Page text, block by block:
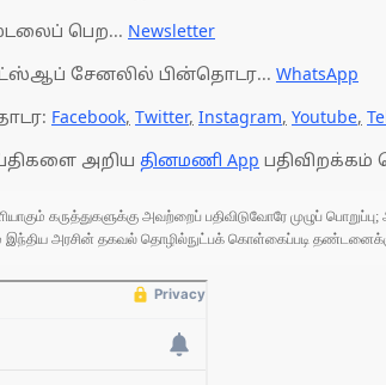
பெற... Newsletter
சேனலில் பின்தொடர... WhatsApp
Facebook, Twitter, Instagram, Youtube,
அறிய தினமணி App பதிவிறக்கம்
கருத்துகளுக்கு அவற்றைப் பதிவிடுவோரே முழுப்
அரசின் தகவல் தொழில்நுட்பக் கொள்கைப்படி